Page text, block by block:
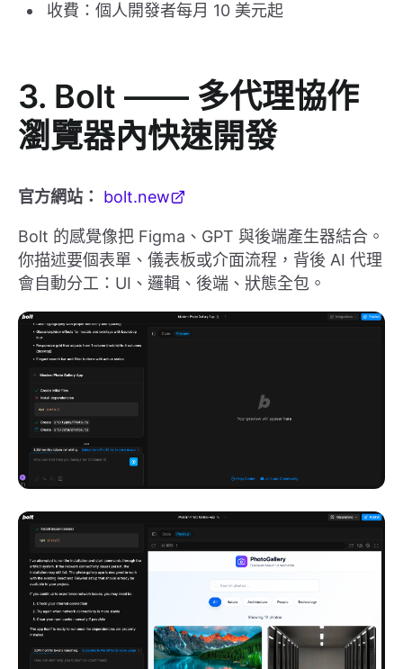
收費：個人開發者每月 10 美元起
3. Bolt —— 多代理協作
瀏覽器內快速開發
官方網站： bolt.new
Bolt 的感覺像把 Figma、GPT 與後端產生器結合。
你描述要個表單、儀表板或介面流程，背後 AI 代理
會自動分工：UI、邏輯、後端、狀態全包。